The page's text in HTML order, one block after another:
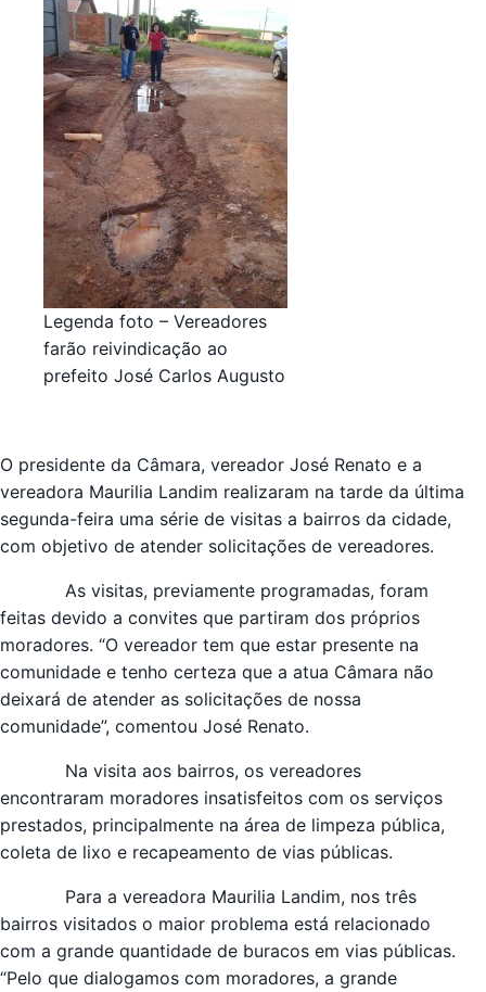
Legenda foto – Vereadores
farão reivindicação ao
prefeito José Carlos Augusto
O presidente da Câmara, vereador José Renato e a
vereadora Maurilia Landim realizaram na tarde da última
segunda-feira uma série de visitas a bairros da cidade,
com objetivo de atender solicitações de vereadores.
As visitas, previamente programadas, foram
feitas devido a convites que partiram dos próprios
moradores. “O vereador tem que estar presente na
comunidade e tenho certeza que a atua Câmara não
deixará de atender as solicitações de nossa
comunidade”, comentou José Renato.
Na visita aos bairros, os vereadores
encontraram moradores insatisfeitos com os serviços
prestados, principalmente na área de limpeza pública,
coleta de lixo e recapeamento de vias públicas.
Para a vereadora Maurilia Landim, nos três
bairros visitados o maior problema está relacionado
com a grande quantidade de buracos em vias públicas.
“Pelo que dialogamos com moradores, a grande